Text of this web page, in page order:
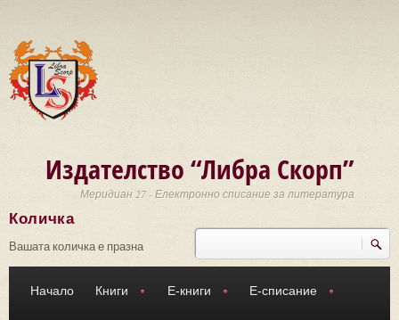
Издателство “Либра Скорп”
Меридиан 27 - Електронно списание за литература
Търси
Количка
Вашата количка е празна
Начало Книги Е-книги Е-списание